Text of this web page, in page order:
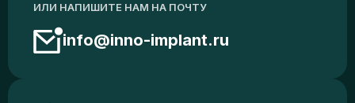
ИЛИ НАПИШИТЕ НАМ НА ПОЧТУ
info@inno-implant.ru